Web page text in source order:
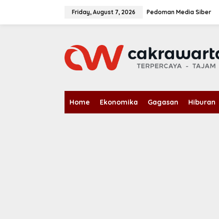
Friday, August 7, 2026 Pedoman Media Siber
Home Ekonomika Gagasan Hiburan